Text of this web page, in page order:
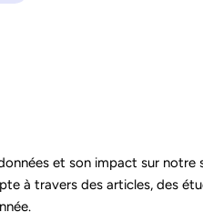
et son impact sur notre
à travers des articles, des